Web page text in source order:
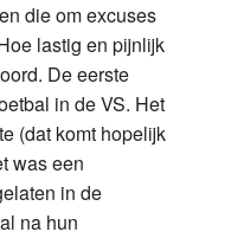
die om excuses
lastig en pijnlijk
De eerste
in de VS. Het
(dat komt hopelijk
was een
in de
na hun